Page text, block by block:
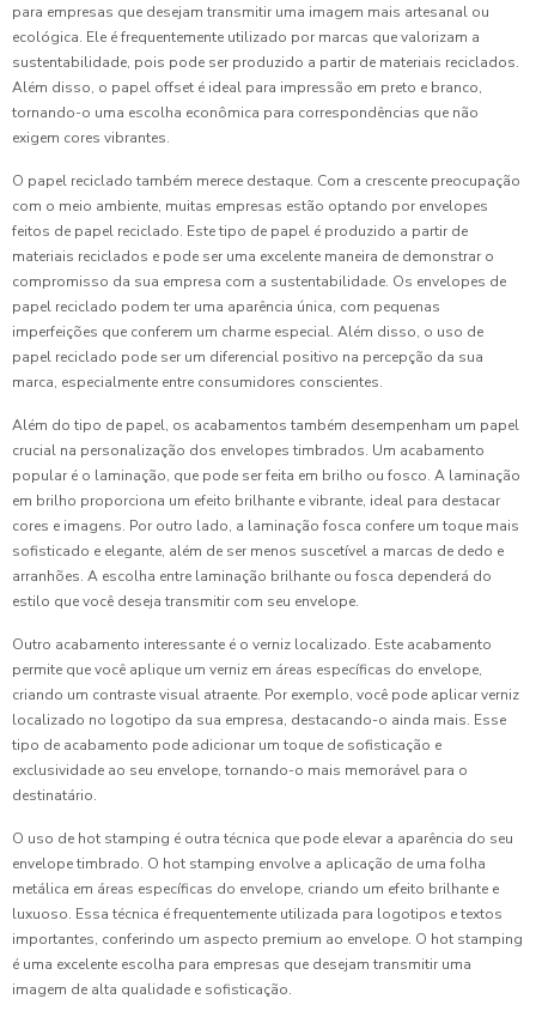
para empresas que desejam transmitir uma imagem mais artesanal ou
ecológica. Ele é frequentemente utilizado por marcas que valorizam a
sustentabilidade, pois pode ser produzido a partir de materiais reciclados.
Além disso, o papel offset é ideal para impressão em preto e branco,
tornando-o uma escolha econômica para correspondências que não
exigem cores vibrantes.
O papel reciclado também merece destaque. Com a crescente preocupação
com o meio ambiente, muitas empresas estão optando por envelopes
feitos de papel reciclado. Este tipo de papel é produzido a partir de
materiais reciclados e pode ser uma excelente maneira de demonstrar o
compromisso da sua empresa com a sustentabilidade. Os envelopes de
papel reciclado podem ter uma aparência única, com pequenas
imperfeições que conferem um charme especial. Além disso, o uso de
papel reciclado pode ser um diferencial positivo na percepção da sua
marca, especialmente entre consumidores conscientes.
Além do tipo de papel, os acabamentos também desempenham um papel
crucial na personalização dos envelopes timbrados. Um acabamento
popular é o laminação, que pode ser feita em brilho ou fosco. A laminação
em brilho proporciona um efeito brilhante e vibrante, ideal para destacar
cores e imagens. Por outro lado, a laminação fosca confere um toque mais
sofisticado e elegante, além de ser menos suscetível a marcas de dedo e
arranhões. A escolha entre laminação brilhante ou fosca dependerá do
estilo que você deseja transmitir com seu envelope.
Outro acabamento interessante é o verniz localizado. Este acabamento
permite que você aplique um verniz em áreas específicas do envelope,
criando um contraste visual atraente. Por exemplo, você pode aplicar verniz
localizado no logotipo da sua empresa, destacando-o ainda mais. Esse
tipo de acabamento pode adicionar um toque de sofisticação e
exclusividade ao seu envelope, tornando-o mais memorável para o
destinatário.
O uso de hot stamping é outra técnica que pode elevar a aparência do seu
envelope timbrado. O hot stamping envolve a aplicação de uma folha
metálica em áreas específicas do envelope, criando um efeito brilhante e
luxuoso. Essa técnica é frequentemente utilizada para logotipos e textos
importantes, conferindo um aspecto premium ao envelope. O hot stamping
é uma excelente escolha para empresas que desejam transmitir uma
imagem de alta qualidade e sofisticação.